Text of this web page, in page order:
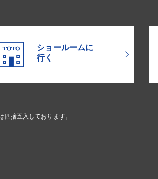
ショールームに
行く
捨五入しております。